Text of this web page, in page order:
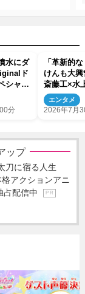
水にダ
ド
シャル
分
「革新的
けんも大
斎藤工×水
者』ビハ
解禁
エンタメ
2026年7月
ップ
刀に宿る人生
アクションアニ
占配信中
P R